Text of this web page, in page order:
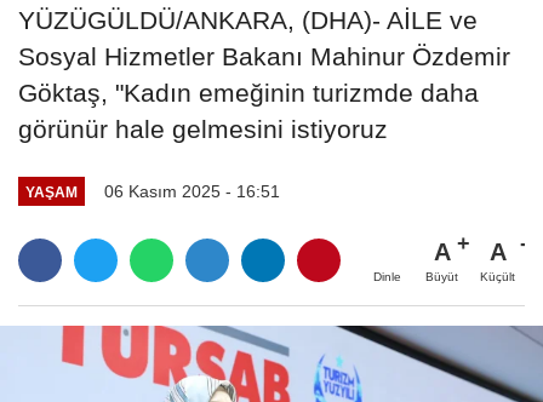
YÜZÜGÜLDÜ/ANKARA, (DHA)- AİLE ve
Sosyal Hizmetler Bakanı Mahinur Özdemir
Göktaş, "Kadın emeğinin turizmde daha
görünür hale gelmesini istiyoruz
YAŞAM 06 Kasım 2025 - 16:51
Dinle
A
Büyüt
A
Küçült